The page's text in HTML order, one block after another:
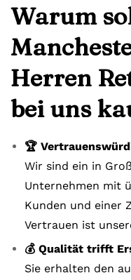
Warum
Herren
bei uns
🏆
Wir sind ein in
Unternehmen mit
Kunden und einer
Vertrauen ist
💰 Qualität trifft
Sie erhalten den